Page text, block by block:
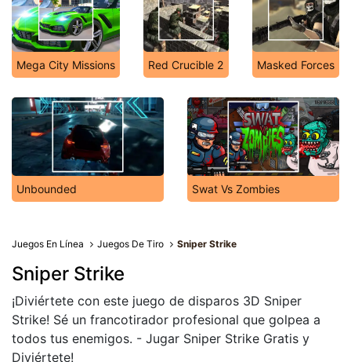
Mega City Missions Red Crucible 2 Masked Forces
Unbounded Swat Vs Zombies
Juegos En Línea Juegos De Tiro Sniper Strike
Sniper Strike
¡Diviértete con este juego de disparos 3D Sniper
Strike! Sé un francotirador profesional que golpea a
todos tus enemigos. - Jugar Sniper Strike Gratis y
Diviértete!